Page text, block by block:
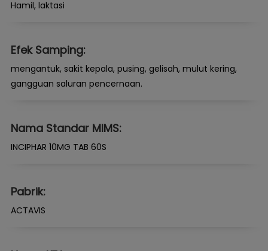
Hamil, laktasi
Efek Samping:
mengantuk, sakit kepala, pusing, gelisah, mulut kering,
gangguan saluran pencernaan.
Nama Standar MIMS:
INCIPHAR 10MG TAB 60S
Pabrik:
ACTAVIS